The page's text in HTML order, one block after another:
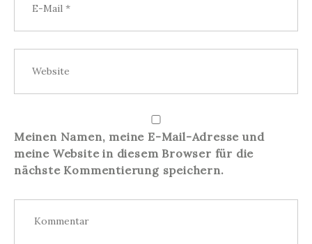
Meinen Namen, meine E-Mail-Adresse und
meine Website in diesem Browser für die
nächste Kommentierung speichern.